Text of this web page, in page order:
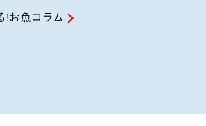
!お魚コラム